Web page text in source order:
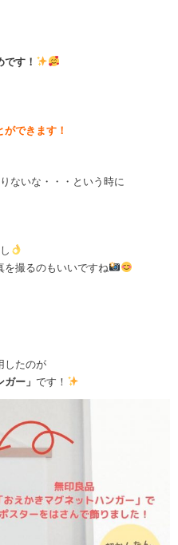
す！
ができます！
ないな・・・という時に
を撮るのもいいですね
したのが
ー」 です！